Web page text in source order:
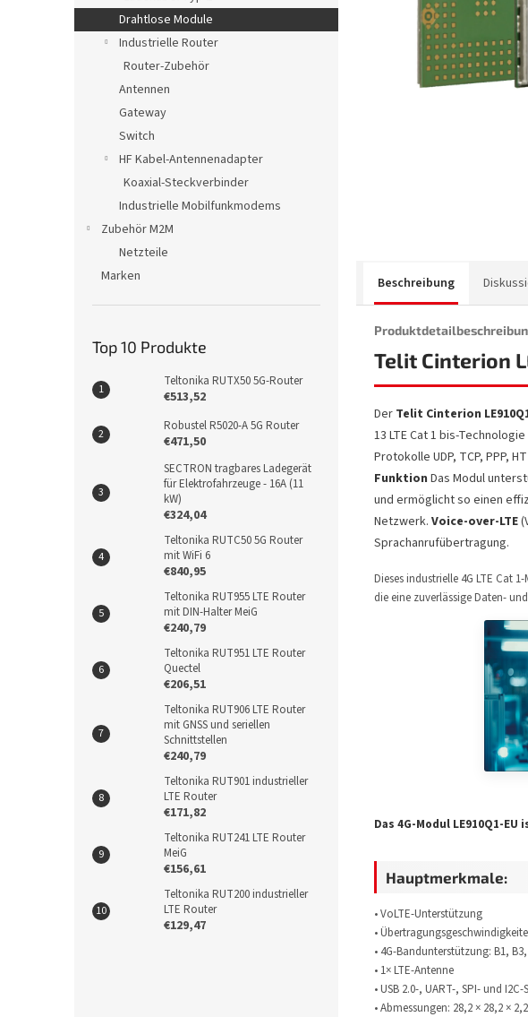
e
Drahtlose Module
Industrielle Router
Router-Zubehör
Antennen
Gateway
Switch
HF Kabel-Antennenadapter
Koaxial-Steckverbinder
Industrielle Mobilfunkmodems
Zubehör M2M
Netzteile
Marken
Top 10 Produkte
Teltonika RUTX50 5G-Router
€513,52
Robustel R5020-A 5G Router
€471,50
SECTRON tragbares Ladegerät
für Elektrofahrzeuge - 16A (11
kW)
€324,04
Teltonika RUTC50 5G Router
mit WiFi 6
€840,95
Teltonika RUT955 LTE Router
mit DIN-Halter MeiG
€240,79
Teltonika RUT951 LTE Router
Quectel
€206,51
Teltonika RUT906 LTE Router
mit GNSS und seriellen
Schnittstellen
€240,79
Teltonika RUT901 industrieller
LTE Router
€171,82
Teltonika RUT241 LTE Router
MeiG
€156,61
Teltonika RUT200 industrieller
LTE Router
€129,47
Beschreibung
Telit Cinterion
Der Telit Cinterion
13 LTE Cat 1 bis-
Protokolle UDP, TCP, PPP,
Funktion Das Modul
und ermöglicht so einen
Netzwerk. Voice-over-LTE
Sprachanrufübertragung.
Dieses industrielle 4G LTE Cat
die eine zuverlässige Daten-
Das 4G-Modul LE910Q1-
Hauptmerkmale:
• VoLTE-Unterstützung
•
• 4G-Bandunterstützung: B1,
• 1× LTE-Antenne
• USB 2.0-, UART-, SPI- und
• Abmessungen: 28,2 × 28,2 ×